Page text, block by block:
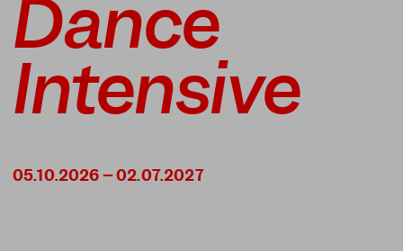
Dance
Intensive
05.10.2026 – 02.07.2027